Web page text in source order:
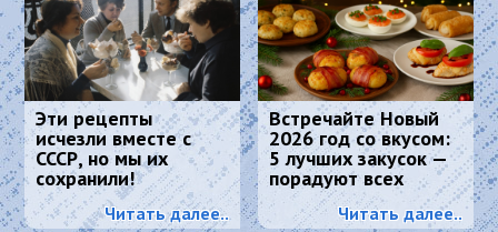
Эти рецепты
исчезли вместе с
СССР, но мы их
сохранили!
Читать далее..
Встречайте Новый
2026 год со вкусом:
5 лучших закусок —
порадуют всех
гостей и Огненную
ЛошадьЧитать далее..